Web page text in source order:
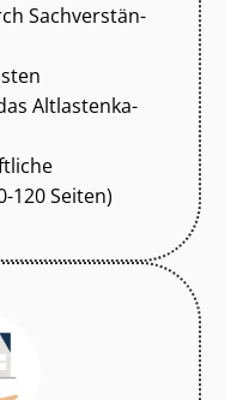
Sach­ver­stän­
Alt­las­ten­ka­
120 Seiten)